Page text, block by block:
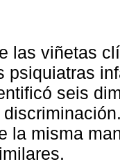
las viñetas
psiquiatras
seis
la misma